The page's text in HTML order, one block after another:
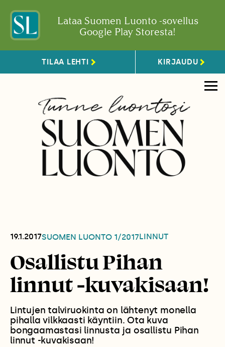
Lataa Suomen Luonto -sovellus
Google Play Storesta!
TILAA LEHTI KIRJAUDU
19.1.2017SUOMEN LUONTO 1/2017LINNUT
Osallistu Pihan
linnut -kuvakisaan!
Lintujen talviruokinta on lähtenyt monella
pihalla vilkkaasti käyntiin. Ota kuva
bongaamastasi linnusta ja osallistu Pihan
linnut -kuvakisaan!